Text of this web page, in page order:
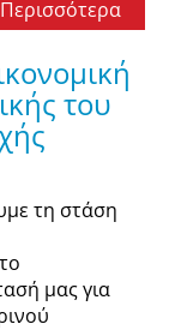
Περισσότερα
του
τη στάση
μας για